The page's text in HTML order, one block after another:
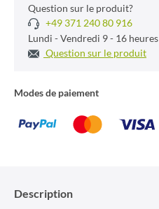
Question sur le produit?
+49 371 240 80 916
Lundi - Vendredi 9 - 16 heures
Question sur le produit
Modes de paiement
Description